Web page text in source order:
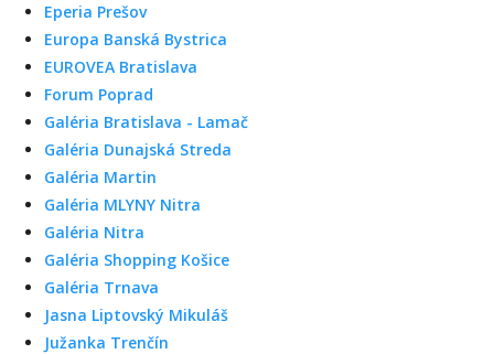
Eperia Prešov
Europa Banská Bystrica
EUROVEA Bratislava
Forum Poprad
Galéria Bratislava - Lamač
Galéria Dunajská Streda
Galéria Martin
Galéria MLYNY Nitra
Galéria Nitra
Galéria Shopping Košice
Galéria Trnava
Jasna Liptovský Mikuláš
Južanka Trenčín